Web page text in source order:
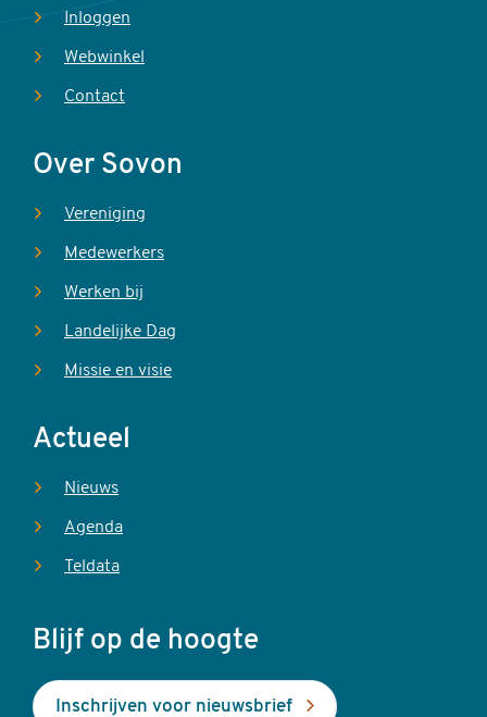
Inloggen
Webwinkel
Contact
Over Sovon
Vereniging
Medewerkers
Werken bij
Landelijke Dag
Missie en visie
Actueel
Nieuws
Agenda
Teldata
Blijf op de hoogte
Inschrijven voor nieuwsbrief